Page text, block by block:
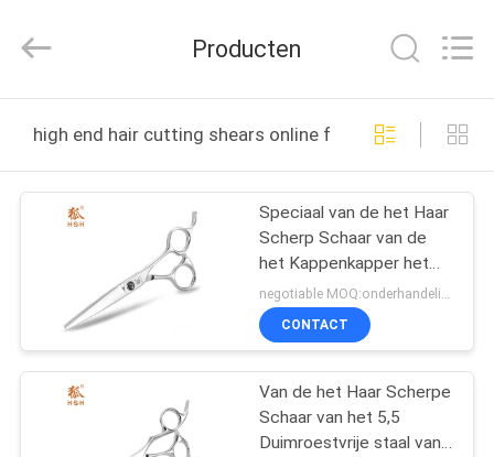
PRODUCTEN
ONGEVEER
FABRIEKSREIS
KWALITEITSCONTROLE
Jincheng
Scissors
All
Reserved.
Producten
high end hair cutting shears online fabricage
Speciaal van de het Haar
Scherp Schaar van de
het Kappenkapper het
Roestvrije staal
Middelgroot Gewicht
negotiable MOQ:onderhandelingen
CONTACT
Van de het Haar Scherpe
Schaar van het 5,5
Duimroestvrije staal van